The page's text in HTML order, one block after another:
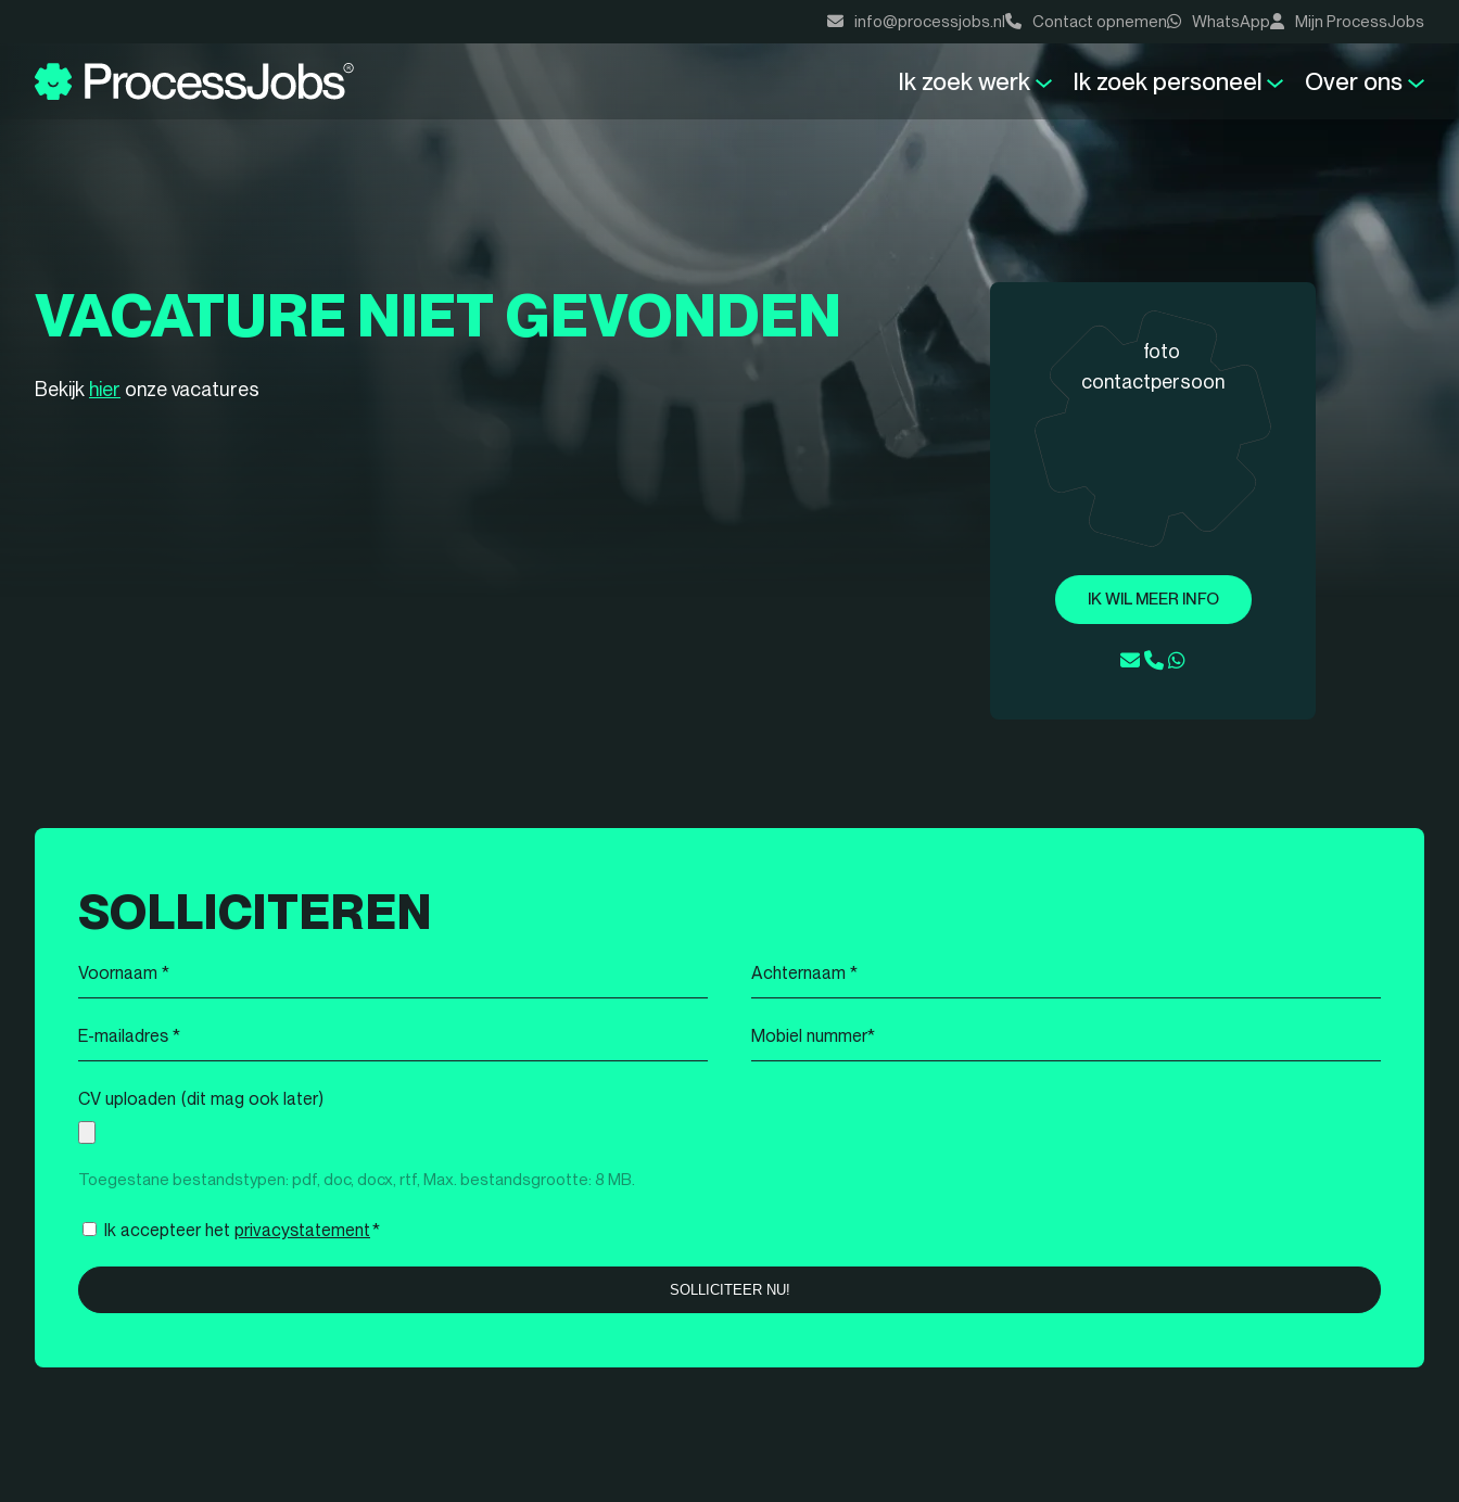
info@processjobs.nl Contact opnemen WhatsApp Mijn ProcessJobs
Ik zoek werk Ik zoek personeel Over ons
VACATURE NIET GEVONDEN
Bekijk hier onze vacatures
IK WIL MEER INFO
SOLLICITEREN
Voornaam
*
Achternaam
*
E-
mailadres
*
Mobiel
nummer
CV uploaden (dit mag ook later)
Toegestane bestandstypen: pdf, doc, docx, rtf, Max. bestandsgrootte: 8 MB.
Instemming
Ik accepteer het privacystatement*